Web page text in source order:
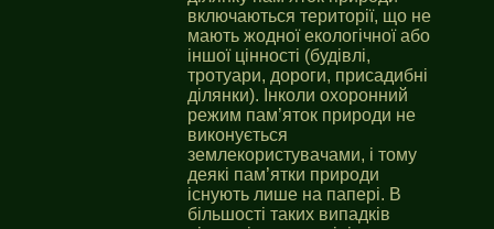
включаються території, що не
мають жодної екологічної або
іншої цінності (будівлі,
тротуари, дороги, присадибні
ділянки). Інколи охоронний
режим пам’яток природи не
виконується
землекористувачами, і тому
деякі пам’ятки природи
існують лише на папері. В
більшості таких випадків